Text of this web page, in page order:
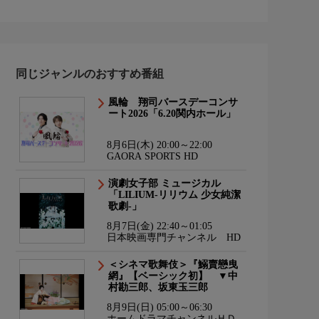
同じジャンルのおすすめ番組
風輪 翔司バースデーコンサ
ート2026「6.20関内ホール」
8月6日(木) 20:00～22:00
GAORA SPORTS HD
演劇女子部 ミュージカル
「LILIUM-リリウム 少女純潔
歌劇-」
8月7日(金) 22:40～01:05
日本映画専門チャンネル HD
＜シネマ歌舞伎＞『鰯賣戀曳
網』【ベーシック初】 ▼中
村勘三郎、坂東玉三郎
8月9日(日) 05:00～06:30